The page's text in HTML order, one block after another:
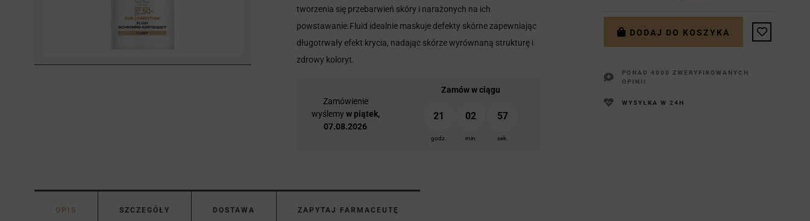
tworzenia się przebarwień skóry i narażonych na ich
powstawanie.Fluid idealnie maskuje defekty skórne zapewniając
długotrwały efekt krycia, nadając skórze wyrównaną strukturę i
zdrowy koloryt.
Zamówienie
wyślemy w piątek,
07.08.2026
Zamów w ciągu
21 02 56
godz. min sek.
OPIS SZCZEGÓŁY DOSTAWA ZAPYTAJ FARMACEUTĘ
DODAJ DO KOSZYKA
PONAD 4000 ZWERYFIKOWANYCH
OPINII
WYSYŁKA W 24H